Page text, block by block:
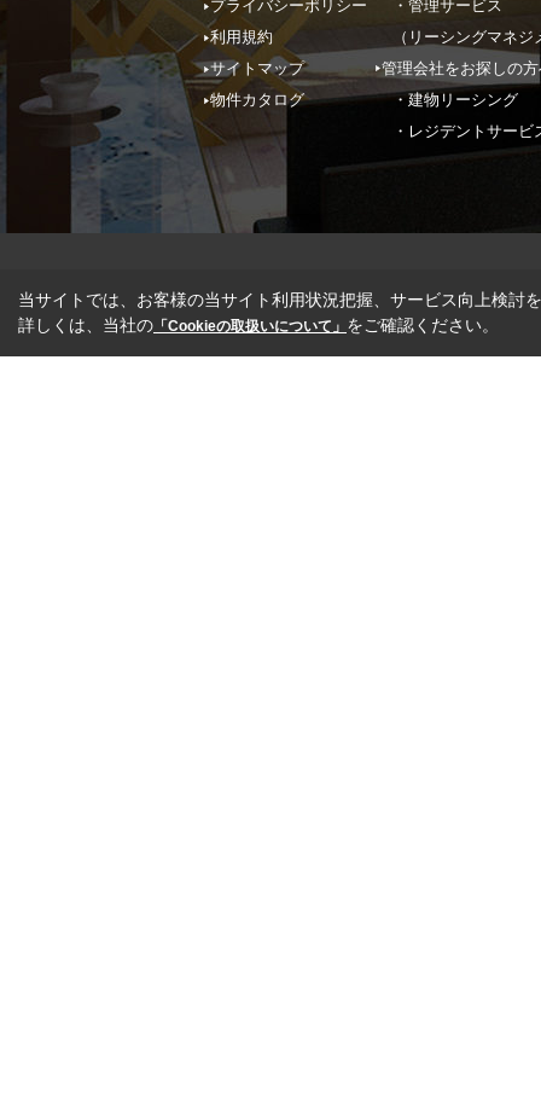
プライバシーポリシー
利用規約
サイトマップ
物件カタログ
・管理サービス
（リーシングマネジ
管理会社をお探しの
・建物リーシング
・レジデントサービ
当サイトでは、お客様の当サイト利用状況把握、サービス向上検討
詳しくは、当社の 「Cookieの取扱いについて」 をご確認ください。